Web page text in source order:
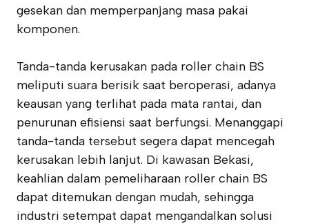
gesekan dan memperpanjang masa pakai
komponen.
Tanda-tanda kerusakan pada roller chain BS
meliputi suara berisik saat beroperasi, adanya
keausan yang terlihat pada mata rantai, dan
penurunan efisiensi saat berfungsi. Menanggapi
tanda-tanda tersebut segera dapat mencegah
kerusakan lebih lanjut. Di kawasan Bekasi,
keahlian dalam pemeliharaan roller chain BS
dapat ditemukan dengan mudah, sehingga
industri setempat dapat mengandalkan solusi